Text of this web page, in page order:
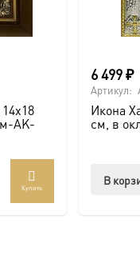
AK-
Купить
6 499₽
Артикул:
Икона
см, в
В